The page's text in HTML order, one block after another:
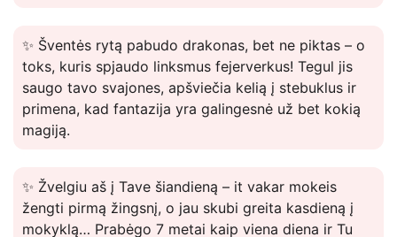
✨ Šventės rytą pabudo drakonas, bet ne piktas – o
toks, kuris spjaudo linksmus fejerverkus! Tegul jis
saugo tavo svajones, apšviečia kelią į stebuklus ir
primena, kad fantazija yra galingesnė už bet kokią
magiją.
✨ Žvelgiu aš į Tave šiandieną – it vakar mokeis
žengti pirmą žingsnį, o jau skubi greita kasdieną į
mokyklą… Prabėgo 7 metai kaip viena diena ir Tu